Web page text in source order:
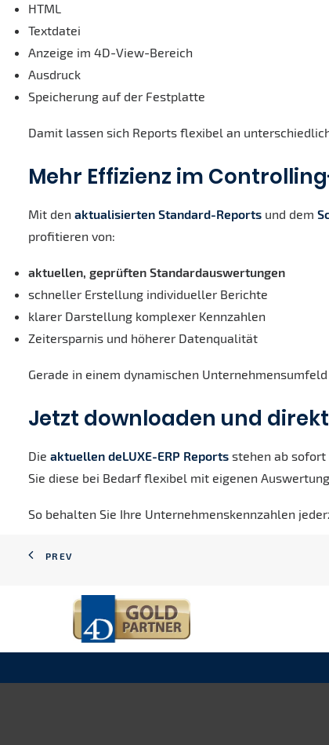
HTML
Textdatei
Anzeige im 4D-View-Bereich
Ausdruck
Speicherung auf der Festplatte
Damit lassen sich Reports flexibel an
Mehr Effizienz im
Mit den aktualisierten Standard-Reports und dem
profitieren von:
aktuellen, geprüften Standardauswertungen
schneller Erstellung individueller Berichte
klarer Darstellung komplexer Kennzahlen
Zeitersparnis und höherer Datenqualität
Gerade in einem dynamischen
Jetzt downloaden und
Die aktuellen deLUXE-ERP Reports stehen ab sofort
Sie diese bei Bedarf flexibel mit eigenen
So behalten Sie Ihre Unternehmenskennzahlen
PREV